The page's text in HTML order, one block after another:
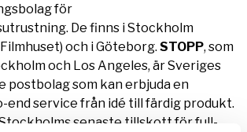
för
De finns i Stockholm
och i Göteborg. STOPP, som
och Los Angeles, är Sveriges
postbolag som kan erbjuda en
end service från idé till färdig produkt.
senaste tillskott för full-